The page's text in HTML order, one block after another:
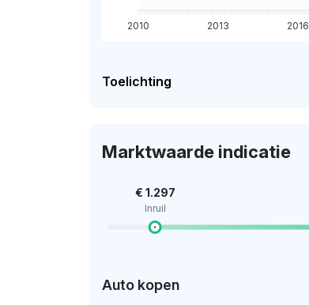
2010 2013 2016
Toelichting
Marktwaarde indicatie
€ 1.297
Inruil
Auto kopen